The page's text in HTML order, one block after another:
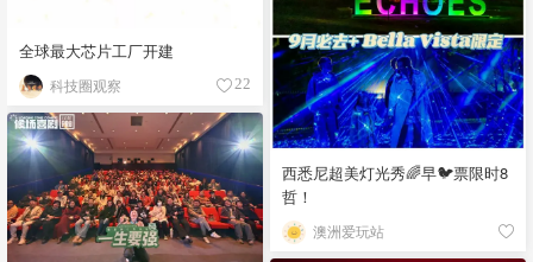
全球最大芯片工厂开建
科技圈观察 22
西悉尼超美灯光秀🌈早🐦票限时8
哲！
澳洲爱玩站